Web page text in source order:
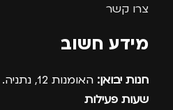
צרו קשר
מידע חשוב
חנות יבואן: האומנות 12, נתניה.
שעות פעילות